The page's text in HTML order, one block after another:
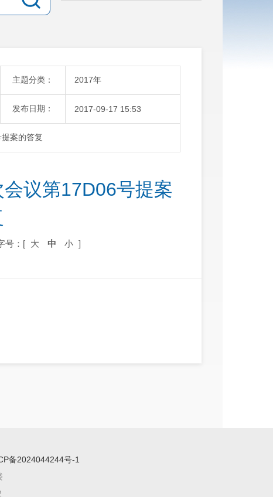
主题分类： 2017年
发布日期： 2017-09-17 15:53
案的答复
议第17D06号提案
号：[ 大 中 小 ]
备2024044244号-1